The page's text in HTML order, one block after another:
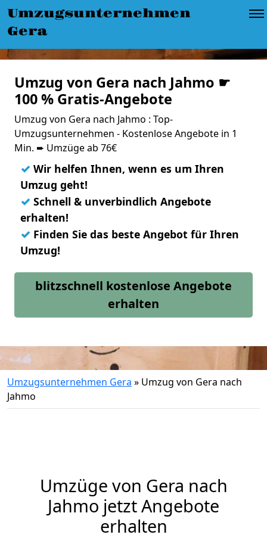
Umzugsunternehmen
Gera
Umzug von Gera nach Jahmo ☛
100 % Gratis-Angebote
Umzug von Gera nach Jahmo : Top-
Umzugsunternehmen - Kostenlose Angebote in 1
Min. ➨ Umzüge ab 76€
✓ Wir helfen Ihnen, wenn es um Ihren
Umzug geht!
✓ Schnell & unverbindlich Angebote
erhalten!
✓ Finden Sie das beste Angebot für Ihren
Umzug!
blitzschnell kostenlose Angebote
erhalten
Umzugsunternehmen Gera » Umzug von Gera nach
Jahmo
Umzüge von Gera nach
Jahmo jetzt Angebote
erhalten